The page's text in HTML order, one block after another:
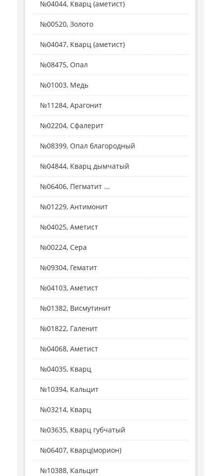
№04044, Кварц (аметист)
№00520, Золото
№04047, Кварц (аметист)
№08475, Опал
№01003, Медь
№11284, Арагонит
№02204, Сфалерит
№08399, Опал благородный
№04844, Кварц дымчатый
№06406, Пегматит ...
№01229, Антимонит
№04025, Аметист
№00224, Сера
№09304, Гематит
№04103, Аметист
№01382, Висмутинит
№01822, Галенит
№04068, Аметист
№04035, Кварц
№10394, Кальцит
№03214, Кварц
№03635, Кварц губчатый
№06407, Кварц(морион)
№10388, Кальцит